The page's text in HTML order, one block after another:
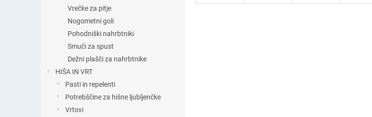
Vrečke za pitje
Nogometni goli
Pohodniški nahrbtniki
Smuči za spust
Dežni plašči za nahrbtnike
HIŠA IN VRT
Pasti in repelenti
Potrebščine za hišne ljubljenčke
Vrtovi